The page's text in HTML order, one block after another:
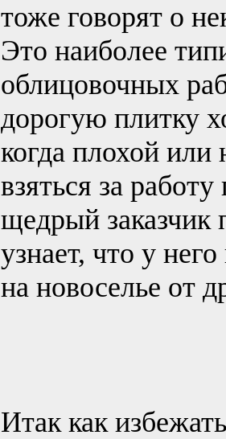
тоже говорят о
Это наиболее
облицовочных
дорогую плитку
когда плохой
взяться за
щедрый заказчик
узнает, что у
на новоселье от
Итак как